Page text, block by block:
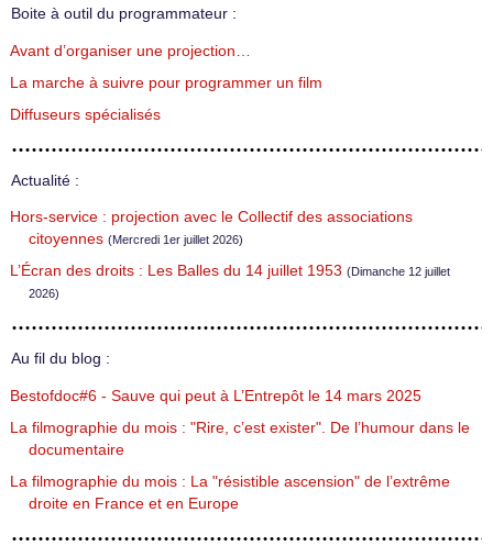
Boite à outil du programmateur :
Avant d’organiser une projection…
La marche à suivre pour programmer un film
Diffuseurs spécialisés
Actualité :
Hors-service : projection avec le Collectif des associations
citoyennes (Mercredi 1er juillet 2026)
L’Écran des droits : Les Balles du 14 juillet 1953 (Dimanche 12 juillet
2026)
Au fil du blog :
Bestofdoc#6 - Sauve qui peut à L’Entrepôt le 14 mars 2025
La filmographie du mois : "Rire, c’est exister". De l’humour dans le
documentaire
La filmographie du mois : La "résistible ascension" de l’extrême
droite en France et en Europe